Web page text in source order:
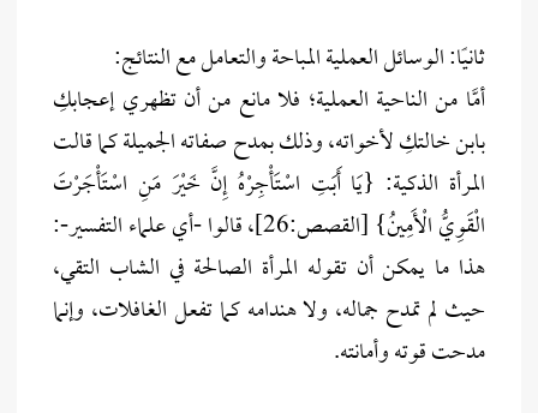
ثانيًا: الوسائل العملية المباحة والتعامل مع النتائج:
أمَّا من الناحية العملية؛ فلا مانع من أن تظهري إعجابكِ
بابن خالتكِ لأخواته، وذلك بمدح صفاته الجميلة كما قالت
المرأة الذكية: {يَا أَبَتِ اسْتَأْجِرْهُ إِنَّ خَيْرَ مَنِ اسْتَأْجَرْتَ
الْقَوِيُّ الْأَمِينُ} [القصص:26]، قالوا -أي علماء التفسير-:
هذا ما يمكن أن تقوله المرأة الصالحة في الشاب التقي،
حيث لم تمدح جماله، ولا هندامه كما تفعل الغافلات، وإنما
مدحت قوته وأمانته.